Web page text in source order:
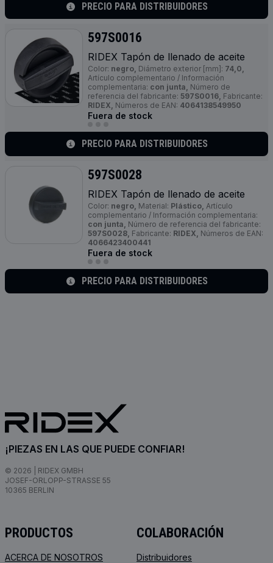
PRECIO PARA DISTRIBUIDORES
597S0016
RIDEX Tapón de llenado de aceite
Color: negro, Diámetro exterior [mm]: 74,0,
Artículo complementario / Información
complementaria: con junta, Número de
referencia del fabricante: 597S0016, Fabricante:
RIDEX, Números de EAN: 4064138549950
Fuera de stock
PRECIO PARA DISTRIBUIDORES
597S0028
RIDEX Tapón de llenado de aceite
Color: negro, Material: Plástico, Artículo
complementario / Información complementaria:
con junta, Número de referencia del fabricante:
597S0028, Fabricante: RIDEX, Números de EAN:
4066423400441
Fuera de stock
PRECIO PARA DISTRIBUIDORES
¡PIEZAS EN LAS QUE PUEDE CONFIAR!
© 2026 | RIDEX GMBH
JOSEF-ORLOPP-STRASSE 55
10365 BERLIN
PRODUCTOS
ACERCA DE NOSOTROS
COLABORACIÓN
Distribuidores